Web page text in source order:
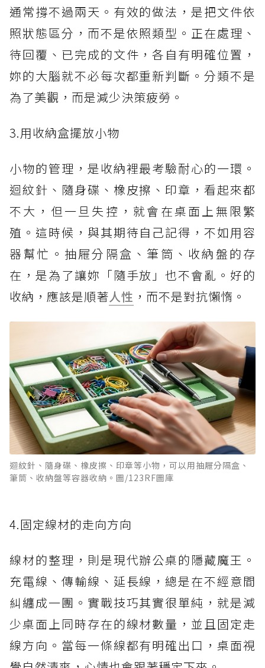
通常撐不過兩天。有效的做法，是把文件依
照狀態區分，而不是依照類型。正在處理、
待回覆、已完成的文件，各自有明確位置，
妳的大腦就不必每次都重新判斷。分類不是
為了美觀，而是減少決策疲勞。
3.用收納盒擺放小物
小物的管理，是收納裡最考驗耐心的一環。
迴紋針、隨身碟、橡皮擦、印章，看起來都
不大，但一旦失控，就會在桌面上無限繁
殖。這時候，與其期待自己記得，不如用容
器幫忙。抽屜分隔盒、筆筒、收納盤的存
在，是為了讓妳「隨手放」也不會亂。好的
收納，應該是順著人性 ，而不是對抗懶惰。
迴紋針、隨身碟、橡皮擦、印章等小物，可以用抽屜分隔盒、
筆筒、收納盤等容器收納。圖/123RF圖庫
4.固定線材的走向方向
線材的整理，則是現代辦公桌的隱藏魔王。
充電線、傳輸線、延長線，總是在不經意間
糾纏成一團。實戰技巧其實很單純，就是減
少桌面上同時存在的線材數量，並且固定走
線方向。當每一條線都有明確出口，桌面視